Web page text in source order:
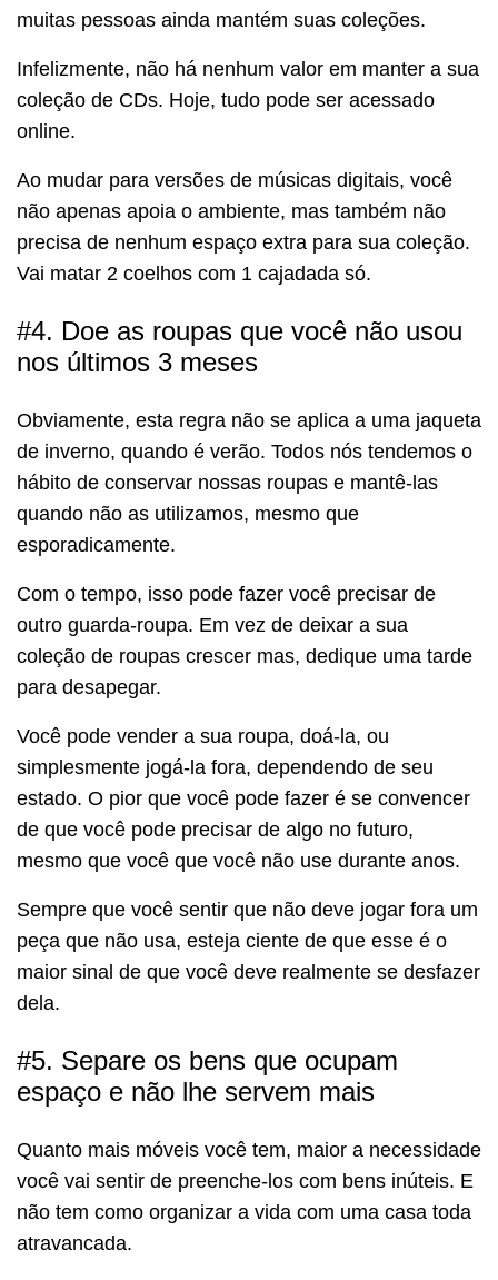
muitas pessoas ainda mantém suas coleções.
Infelizmente, não há nenhum valor em manter a sua
coleção de CDs. Hoje, tudo pode ser acessado
online.
Ao mudar para versões de músicas digitais, você
não apenas apoia o ambiente, mas também não
precisa de nenhum espaço extra para sua coleção.
Vai matar 2 coelhos com 1 cajadada só.
#4. Doe as roupas que você não usou
nos últimos 3 meses
Obviamente, esta regra não se aplica a uma jaqueta
de inverno, quando é verão. Todos nós tendemos o
hábito de conservar nossas roupas e mantê-las
quando não as utilizamos, mesmo que
esporadicamente.
Com o tempo, isso pode fazer você precisar de
outro guarda-roupa. Em vez de deixar a sua
coleção de roupas crescer mas, dedique uma tarde
para desapegar.
Você pode vender a sua roupa, doá-la, ou
simplesmente jogá-la fora, dependendo de seu
estado. O pior que você pode fazer é se convencer
de que você pode precisar de algo no futuro,
mesmo que você que você não use durante anos.
Sempre que você sentir que não deve jogar fora um
peça que não usa, esteja ciente de que esse é o
maior sinal de que você deve realmente se desfazer
dela.
#5. Separe os bens que ocupam
espaço e não lhe servem mais
Quanto mais móveis você tem, maior a necessidade
você vai sentir de preenche-los com bens inúteis. E
não tem como organizar a vida com uma casa toda
atravancada.